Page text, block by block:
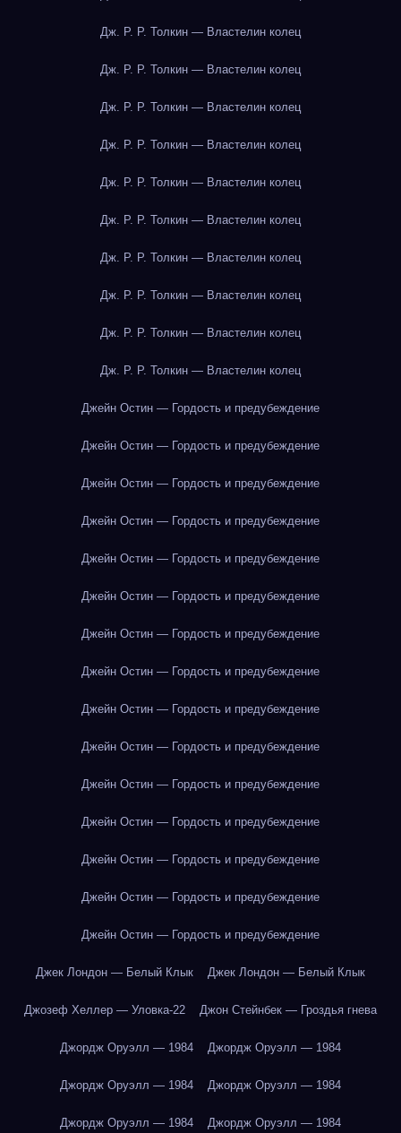
Дж. Р. Р. Толкин — Властелин колец
Дж. Р. Р. Толкин — Властелин колец
Дж. Р. Р. Толкин — Властелин колец
Дж. Р. Р. Толкин — Властелин колец
Дж. Р. Р. Толкин — Властелин колец
Дж. Р. Р. Толкин — Властелин колец
Дж. Р. Р. Толкин — Властелин колец
Дж. Р. Р. Толкин — Властелин колец
Дж. Р. Р. Толкин — Властелин колец
Дж. Р. Р. Толкин — Властелин колец
Джейн Остин — Гордость и предубеждение
Джейн Остин — Гордость и предубеждение
Джейн Остин — Гордость и предубеждение
Джейн Остин — Гордость и предубеждение
Джейн Остин — Гордость и предубеждение
Джейн Остин — Гордость и предубеждение
Джейн Остин — Гордость и предубеждение
Джейн Остин — Гордость и предубеждение
Джейн Остин — Гордость и предубеждение
Джейн Остин — Гордость и предубеждение
Джейн Остин — Гордость и предубеждение
Джейн Остин — Гордость и предубеждение
Джейн Остин — Гордость и предубеждение
Джейн Остин — Гордость и предубеждение
Джейн Остин — Гордость и предубеждение
Джек Лондон — Белый Клык Джек Лондон — Белый Клык
Джозеф Хеллер — Уловка-22 Джон Стейнбек — Гроздья гнева
Джордж Оруэлл — 1984 Джордж Оруэлл — 1984
Джордж Оруэлл — 1984 Джордж Оруэлл — 1984
Джордж Оруэлл — 1984 Джордж Оруэлл — 1984